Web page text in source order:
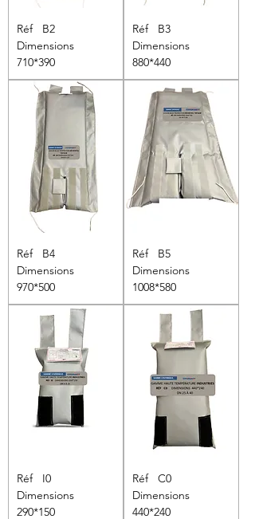
Réf B2
Dimensions
710*390
Réf B3
Dimensions
880*440
Réf B4
Dimensions
970*500
Réf B5
Dimensions
1008*580
Réf I0
Dimensions
290*150
Réf C0
Dimensions
440*240